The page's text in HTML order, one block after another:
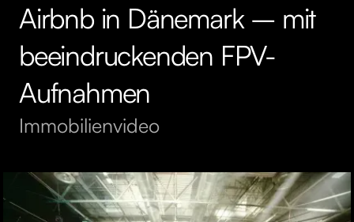
Airbnb in Dänemark – mit
beeindruckenden FPV-
Aufnahmen
Immobilienvideo